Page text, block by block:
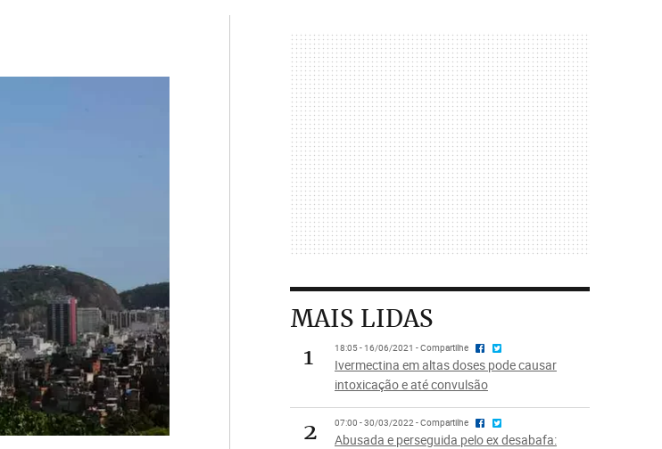
MAIS LIDAS
1
18:05 - 16/06/2021 - Compartilhe
Ivermectina em altas doses pode causar
intoxicação e até convulsão
2 07:00 - 30/03/2022 - Compartilhe
Abusada e perseguida pelo ex desabafa: